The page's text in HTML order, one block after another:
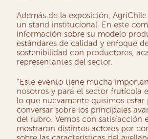
Además de la exposición,
un stand institucional. En este
información sobre su modelo
estándares de calidad y enfoque
sostenibilidad con productores,
representantes del sector.
“Este evento tiene mucha
nosotros y para el sector frutícola
lo que nuevamente quisimos estar
conversar sobre los principales
del rubro. Vemos con satisfacción
mostraron distintos actores por